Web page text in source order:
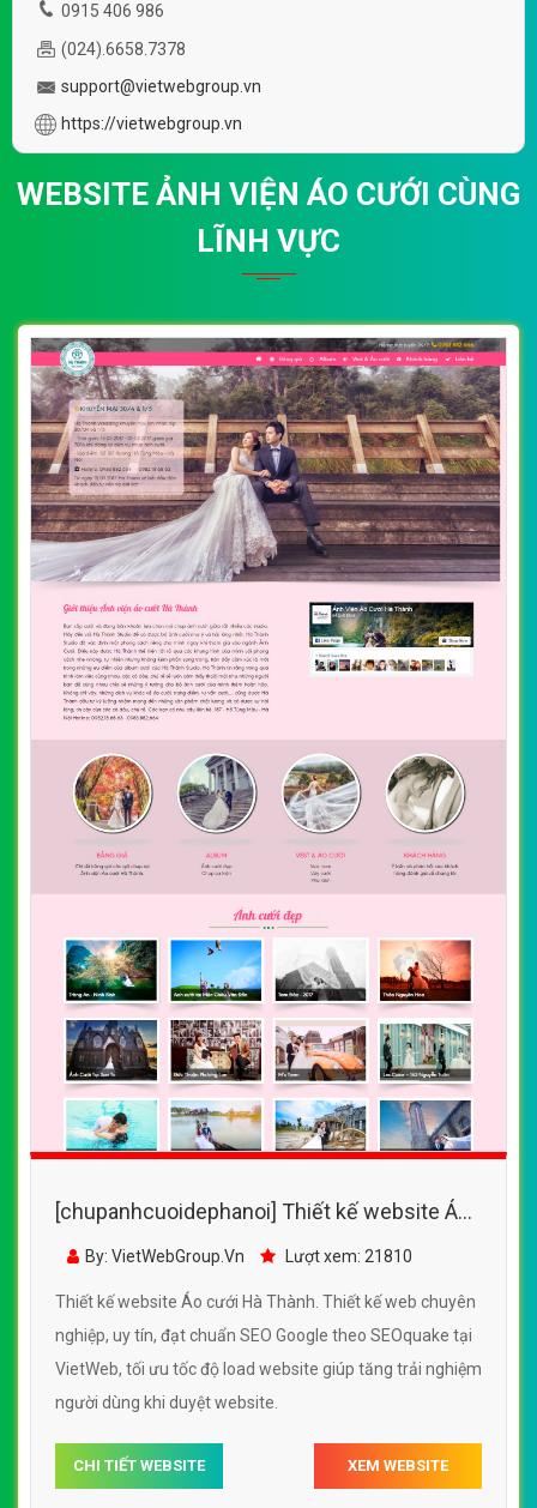
0915 406 986
(024).6658.7378
support@vietwebgroup.vn
https://vietwebgroup.vn
WEBSITE ẢNH VIỆN ÁO CƯỚI CÙNG
LĨNH VỰC
[chupanhcuoidephanoi] Thiết kế website Áo
cưới Hà Thành đẹp, chuyên nghiệp chuẩn
By: VietWebGroup.Vn Lượt xem: 21810
Thiết kế website Áo cưới Hà Thành. Thiết kế web chuyên
nghiệp, uy tín, đạt chuẩn SEO Google theo SEOquake tại
VietWeb, tối ưu tốc độ load website giúp tăng trải nghiệm
người dùng khi duyệt website.
CHI TIẾT WEBSITE XEM WEBSITE